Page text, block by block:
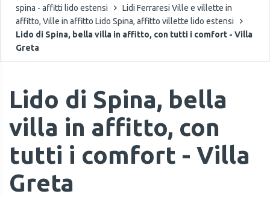
spina - affitti lido estensi
Lidi Ferraresi Ville e villette in
affitto, Ville in affitto Lido Spina, affitto villette lido estensi
Lido di Spina, bella villa in affitto, con tutti i comfort - Villa
Greta
Lido di Spina, bella
villa in affitto, con
tutti i comfort - Villa
Greta